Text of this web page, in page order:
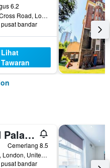
6.2
323a New Cross Road, London, United Kingdom
bandar
Lihat
Tawaran
Strand Palace Hotel
Cemerlang 8.5
372 Strand, London, United Kingdom
bandar